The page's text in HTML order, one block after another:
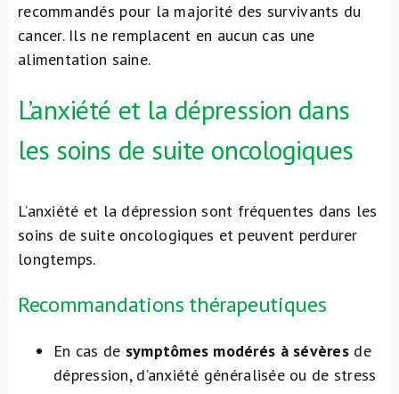
recommandés pour la majorité des survivants du
cancer. Ils ne remplacent en aucun cas une
alimentation saine.
L’anxiété et la dépression dans
les soins de suite oncologiques
L’anxiété et la dépression sont fréquentes dans les
soins de suite oncologiques et peuvent perdurer
longtemps.
Recommandations thérapeutiques
En cas de symptômes modérés à sévères de
dépression, d’anxiété généralisée ou de stress